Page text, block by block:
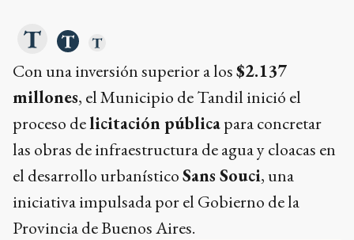
Con una inversión superior a los$2.137
millones, el Municipio de Tandil inició el
proceso delicitación públicapara concretar
las obras de infraestructura de agua y cloacas en
el desarrollo urbanísticoSans Souci, una
iniciativa impulsada por el Gobierno de la
Provincia de Buenos Aires.